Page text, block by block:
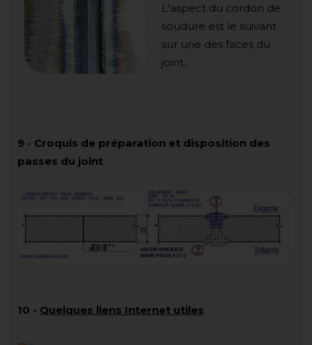
L'aspect du cordon de
soudure est le suivant
sur une des faces du
joint..
9 - Croquis de préparation et disposition des
passes du joint
10 - Quelques liens Internet utiles